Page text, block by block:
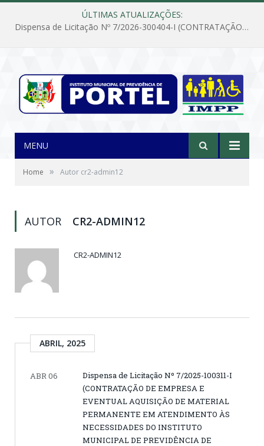
ÚLTIMAS ATUALIZAÇÕES:
Dispensa de Licitação Nº 7/2026-300404-I (CONTRATAÇÃO DE EMPRESA PARA MANUTENÇÃO E REPARAÇÃO DE APARELHOS DE AR CONDICIONADO, EM ATENDIMENTO ÀS NECESSIDADES DO INSTITUTO DE PREVIDÊNCIA MUNICIPAL DE PORTEL/PA)
MENU
Home » Autor cr2-admin12
AUTOR CR2-ADMIN12
CR2-ADMIN12
ABRIL, 2025
ABR 06
Dispensa de Licitação Nº 7/2025-100311-I
(CONTRATAÇÃO DE EMPRESA E
EVENTUAL AQUISIÇÃO DE MATERIAL
PERMANENTE EM ATENDIMENTO ÀS
NECESSIDADES DO INSTITUTO
MUNICIPAL DE PREVIDÊNCIA DE